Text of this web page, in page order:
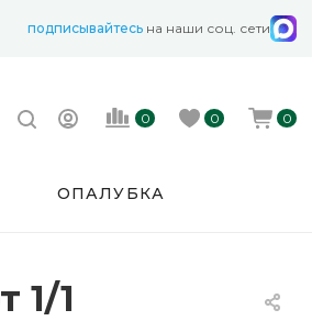
подписывайтесь на наши соц. сети
0 0 0
ОПАЛУБКА
1/1